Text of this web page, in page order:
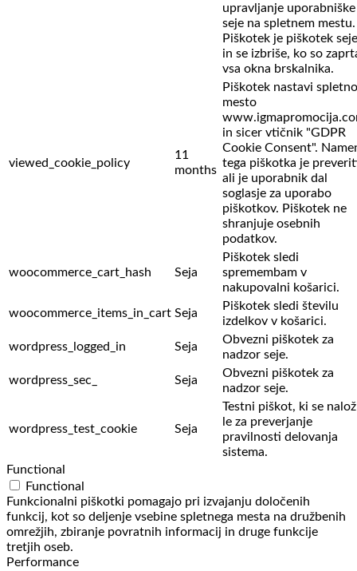
upravljanje uporabniške
seje na spletnem mestu.
Piškotek je piškotek seje
in se izbriše, ko so
vsa okna brskalnika.
viewed_cookie_policy
11
months
Piškotek nastavi spletno
mesto
in sicer vtičnik "GDPR
Cookie Consent".
tega piškotka je
ali je uporabnik dal
soglasje za uporabo
piškotkov. Piškotek ne
shranjuje osebnih
podatkov.
woocommerce_cart_hash Seja
Piškotek sledi
spremembam v
nakupovalni košarici.
woocommerce_items_in_cart Seja
Piškotek sledi številu
izdelkov v košarici.
wordpress_logged_in
Seja
Obvezni piškotek za
nadzor seje.
wordpress_sec_
Seja
Obvezni piškotek za
nadzor seje.
wordpress_test_cookie Seja
Testni piškot, ki se
le za preverjanje
pravilnosti delovanja
sistema.
Functional
Functional
Funkcionalni piškotki pomagajo pri izvajanju določenih
funkcij, kot so deljenje vsebine spletnega mesta na družbenih
omrežjih, zbiranje povratnih informacij in druge funkcije
tretjih oseb.
Performance